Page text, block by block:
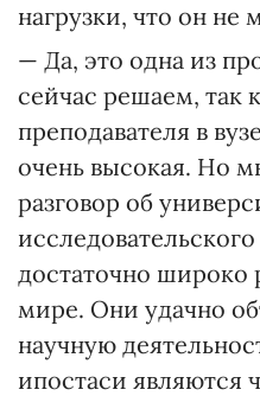
нагрузки, что он не
— Да, это одна из
сейчас решаем, так
преподавателя в
очень высокая. Но
разговор об
достаточно широко
мире. Они удачно
научную
ипостаси являются